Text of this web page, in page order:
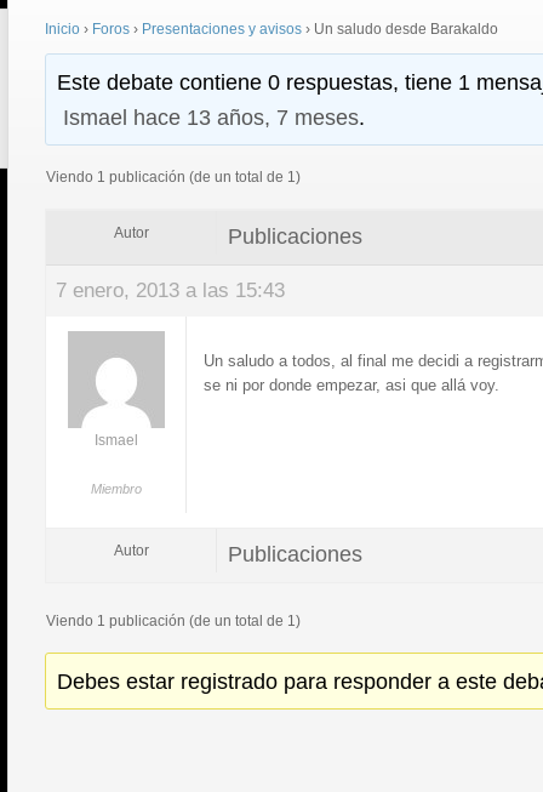
Korg lanza SDD-3000, el nuevo
pedal de delay.
Tutorial de CLA Effects, aprende a
Inicio › Foros › Presentaciones y avisos › Un saludo desde Barakaldo
Este debate contiene 0 respuestas, tiene 1
Ismael hace 13 años, 7 meses.
Viendo 1 publicación (de un total de 1)
Autor Publicaciones
7 enero, 2013 a las 15:43
Ismael
Miembro
Un saludo a todos, al final me decidi a
se ni por donde empezar, asi que allá voy.
Autor Publicaciones
Viendo 1 publicación (de un total de 1)
Debes estar registrado para responder a este